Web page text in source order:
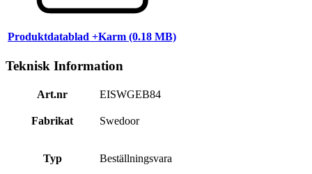
Produktdatablad +Karm (0.18 MB)
Teknisk Information
Art.nr EISWGEB84
Fabrikat Swedoor
Typ Beställningsvara